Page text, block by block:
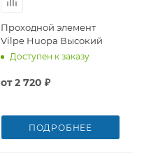
Проходной элемент
Vilpe Huopa Высокий
Доступен к заказу
от2 720 ₽
ПОДРОБНЕЕ